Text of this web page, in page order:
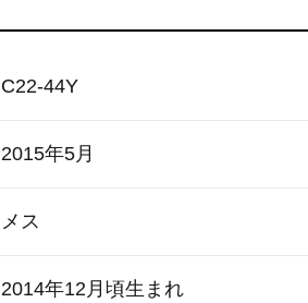
C22-44Y
2015年5月
メス
2014年12月頃生まれ